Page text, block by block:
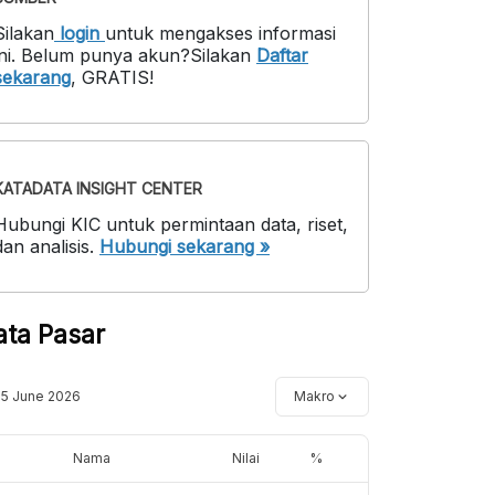
login untuk mengakses informasi
. Belum punya akun?Silakan Daftar
, GRATIS!
INSIGHT CENTER
KIC untuk permintaan data, riset,
analisis. Hubungi sekarang »
Pasar
June 2026 Makro
Nama Nilai %